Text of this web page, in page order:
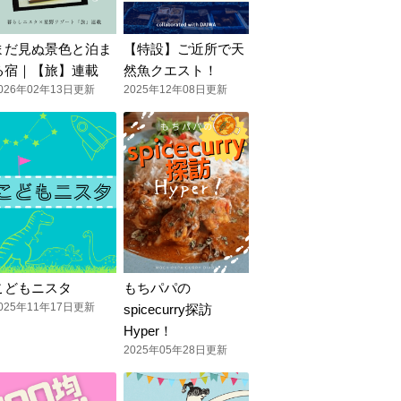
だ見ぬ景色と泊ま
宿｜【旅】連載
年02年13日更新
【特設】ご近所で天
然魚クエスト！
2025年12年08日更新
どもニスタ
年11年17日更新
もちパパの
spicecurry探訪
Hyper！
2025年05年28日更新